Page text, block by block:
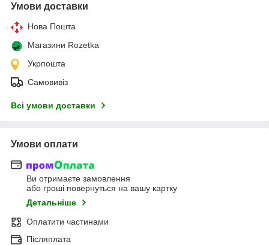
Умови доставки
Нова Пошта
Магазини Rozetka
Укрпошта
Самовивіз
Всі умови доставки
Умови оплати
Ви отримаєте замовлення
або гроші повернуться на вашу картку
Детальніше
Оплатити частинами
Післяплата